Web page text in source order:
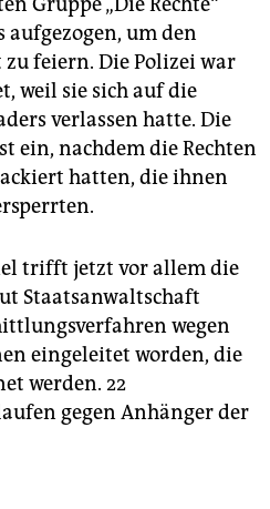
aufgezogen, um den
feiern. Die Polizei war
weil sie sich auf die
verlassen hatte. Die
ein, nachdem die Rechten
hatten, die ihnen
trifft jetzt vor allem die
Staatsanwaltschaft
wegen
eingeleitet worden, die
werden. 22
gegen Anhänger der